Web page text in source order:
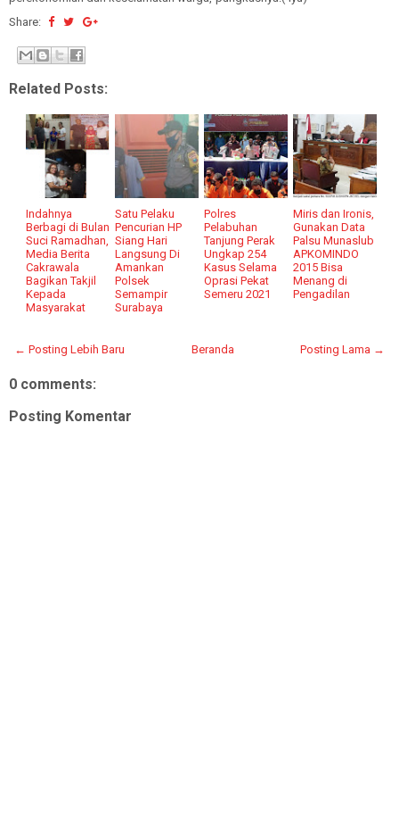
Share:
Related Posts:
Indahnya
Berbagi di Bulan
Suci Ramadhan,
Media Berita
Cakrawala
Bagikan Takjil
Kepada
Masyarakat
Satu Pelaku
Pencurian HP
Siang Hari
Langsung Di
Amankan
Polsek
Semampir
Surabaya
Polres
Pelabuhan
Tanjung Perak
Ungkap 254
Kasus Selama
Oprasi Pekat
Semeru 2021
Miris dan Ironis,
Gunakan Data
Palsu Munaslub
APKOMINDO
2015 Bisa
Menang di
Pengadilan
← Posting Lebih Baru Posting Lama →
Beranda
0 comments:
Posting Komentar